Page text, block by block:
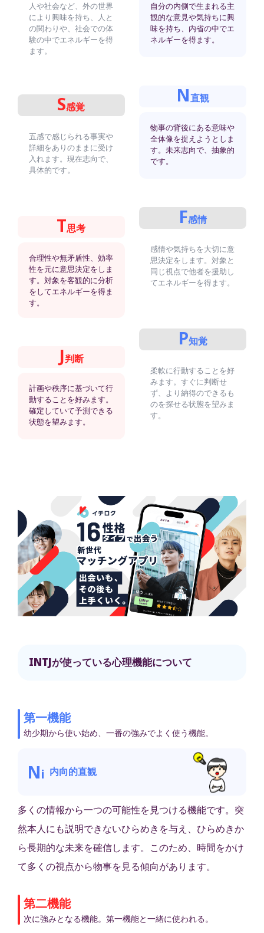
人や社会など、外の世界
により興味を持ち、人と
の関わりや、社会での体
験の中でエネルギーを得
ます。
S感覚
五感で感じられる事実や
詳細をありのままに受け
入れます。現在志向で、
具体的です。
T思考
合理性や無矛盾性、効率
性を元に意思決定をしま
す。対象を客観的に分析
をしてエネルギーを得ま
す。
J判断
計画や秩序に基づいて行
動することを好みます。
確定していて予測できる
状態を望みます。
自分の内側で生まれる主
観的な意見や気持ちに興
味を持ち、内省の中でエ
ネルギーを得ます。
N直観
物事の背後にある意味や
全体像を捉えようとしま
す。未来志向で、抽象的
です。
F感情
感情や気持ちを大切に意
思決定をします。対象と
同じ視点で他者を援助し
てエネルギーを得ます。
P知覚
柔軟に行動することを好
みます。すぐに判断せ
ず、より納得のできるも
のを探せる状態を望みま
す。
INTJが使っている心理機能について
第一機能
幼少期から使い始め、一番の強みでよく使う機能。
Ni 内向的直観
多くの情報から一つの可能性を見つける機能です。突
然本人にも説明できないひらめきを与え、ひらめきか
ら長期的な未来を確信します。このため、時間をかけ
て多くの視点から物事を見る傾向があります。
第二機能
次に強みとなる機能。第一機能と一緒に使われる。